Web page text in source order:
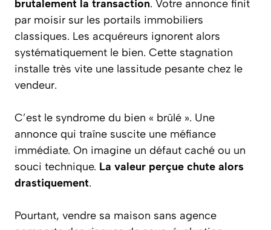
brutalement la transaction. Votre annonce finit
par moisir sur les portails immobiliers
classiques. Les acquéreurs ignorent alors
systématiquement le bien. Cette stagnation
installe très vite une lassitude pesante chez le
vendeur.
C’est le syndrome du bien « brûlé ». Une
annonce qui traîne suscite une méfiance
immédiate. On imagine un défaut caché ou un
souci technique. La valeur perçue chute alors
drastiquement.
Pourtant, vendre sa maison sans agence